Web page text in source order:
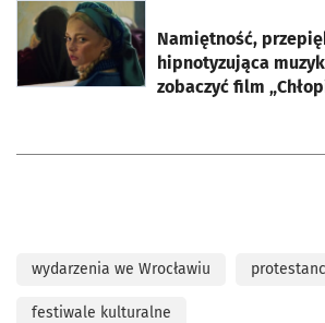
Namiętność,
hipnotyzująca
zobaczyć film
otworzy się w nowej karcie
wydarzenia we Wrocławiu
festiwale kulturalne